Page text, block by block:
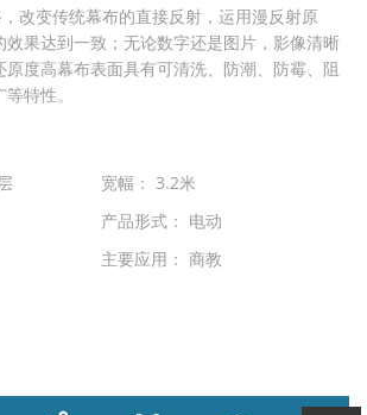
改变传统幕布的直接反射，运用漫反射原
果达到一致；无论数字还是图片，影像清晰
原度高幕布表面具有可清洗、防潮、防霉、阻
特性。
宽幅： 3.2米
产品形式： 电动
主要应用： 商教